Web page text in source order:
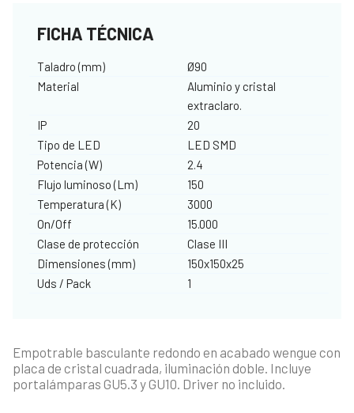
FICHA TÉCNICA
Taladro (mm)
Ø90
Material
Aluminio y cristal
extraclaro.
IP
20
Tipo de LED
LED SMD
Potencia (W)
2.4
Flujo luminoso (Lm)
150
Temperatura (K)
3000
On/Off
15.000
Clase de protección
Clase III
Dimensiones (mm)
150x150x25
Uds / Pack
1
Empotrable basculante redondo en acabado wengue con
placa de cristal cuadrada, iluminación doble. Incluye
portalámparas GU5.3 y GU10. Driver no incluido.